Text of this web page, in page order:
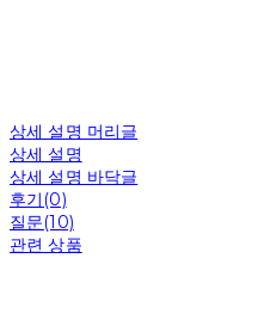
상세 설명 머리글
상세 설명
상세 설명 바닥글
후기(0)
질문(10)
관련 상품